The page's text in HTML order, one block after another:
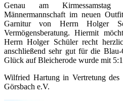
Genau am Kirmessamstag
Männermannschaft im neuen
Garnitur von Herrn Holger
Vermögensberatung. Hiermit
Herrn Holger Schüler recht
anschließend sehr gut für die
Glück auf Bleicherode wurde mit
Wilfried Hartung in Vertretung
Görsbach e.V.